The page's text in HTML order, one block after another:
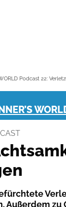
Podcast 22:
Außerdem zu